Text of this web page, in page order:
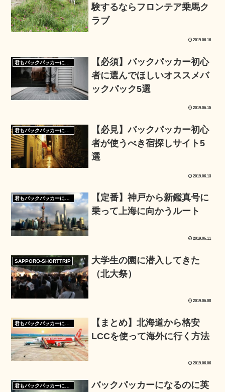
験するならフロンテア乗馬ク
ラブ
2019.06.16
【必須】バックパッカー初心
者に選んでほしいオススメバ
ックパック5選
2019.06.15
【必見】バックパッカー初心
者が使うべき宿探しサイト5
選
2019.06.13
君もバックパッカーになろう
【定番】神戸から新鑑真号に
乗って上海に向かうルート
2019.06.11
SAPPORO-SHORTTRIP
大学生の園に潜入してきた
（北大祭）
2019.06.08
【まとめ】北海道から格安
LCCを使って海外に行く方法
2019.06.06
バックパッカーになるのに英